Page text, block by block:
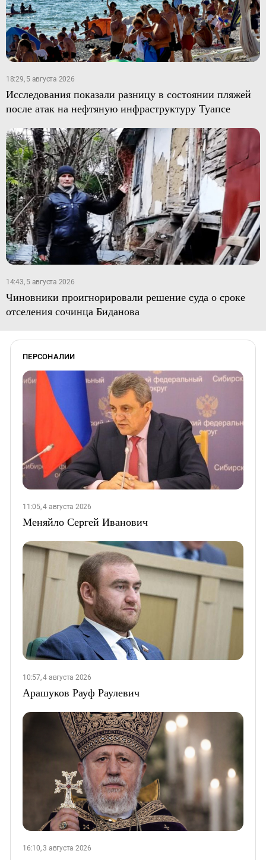
18:29, 5 августа 2026
Исследования показали разницу в состоянии пляжей
после атак на нефтяную инфраструктуру Туапсе
14:43, 5 августа 2026
Чиновники проигнорировали решение суда о сроке
отселения сочинца Биданова
ПЕРСОНАЛИИ
11:05, 4 августа 2026
Меняйло Сергей Иванович
10:57, 4 августа 2026
Арашуков Рауф Раулевич
16:10, 3 августа 2026